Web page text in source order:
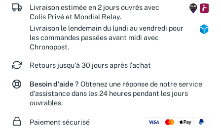
Livraison estimée en 2 jours ouvrés avec
Colis Privé et Mondial Relay.
Livraison le lendemain du lundi au vendredi pour
les commandes passées avant midi avec
Chronopost.
Retours jusqu'à 30 jours après l'achat
Besoin d'aide ? Obtenez une réponse de notre service
d'assistance dans les 24 heures pendant les jours
ouvrables.
Paiement sécurisé